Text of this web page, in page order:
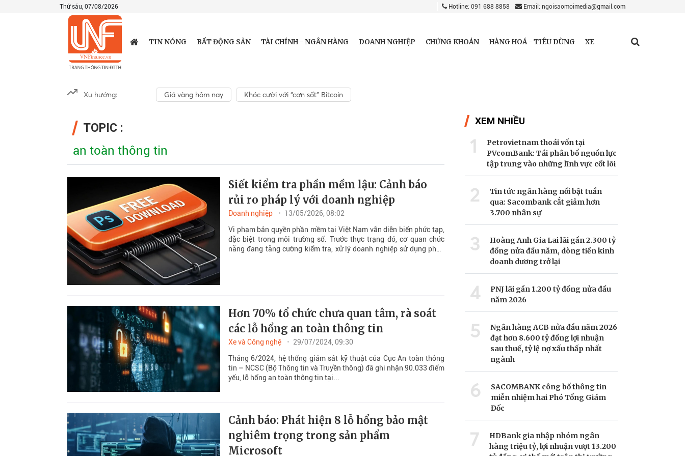
Thứ sáu, 07/08/2026 Hotline: 091 688 8858 Email: ngoisaomoimedia@gmail.com
TIN NÓNG BẤT ĐỘNG SẢN TÀI CHÍNH - NGÂN HÀNG DOANH NGHIỆP CHỨNG KHOÁN HÀNG HOÁ - TIÊU DÙNG XE
Xu hướng: Giá vàng hôm nay Khóc cười với “cơn sốt” Bitcoin
TOPIC :
an toàn thông tin
Siết kiểm tra phần mềm lậu: Cảnh báo
rủi ro pháp lý với doanh nghiệp
Doanh nghiệp
13/05/2026, 08:02
Vi phạm bản quyền phần mềm tại Việt Nam vẫn diễn biến phức tạp,
đặc biệt trong môi trường số. Trước thực trạng đó, cơ quan chức
năng đang tăng cường kiểm tra, xử lý doanh nghiệp sử dụng phần
Hơn 70% tổ chức chưa quan tâm, rà soát
các lỗ hổng an toàn thông tin
Xe và Công nghệ
29/07/2024, 09:30
Tháng 6/2024, hệ thống giám sát kỹ thuật của Cục An toàn thông
tin – NCSC (Bộ Thông tin và Truyền thông) đã ghi nhận 90.033 điểm
yếu, lỗ hổng an toàn thông tin tại...
Cảnh báo: Phát hiện 8 lỗ hổng bảo mật
nghiêm trọng trong sản phẩm
Microsoft
XEM NHIỀU
1
Petrovietnam thoái vốn tại
PVcomBank: Tái phân bổ nguồn lực
tập trung vào những lĩnh vực cốt lõi
2
Tin tức ngân hàng nổi bật tuần
qua: Sacombank cắt giảm hơn
3.700 nhân sự
3
Hoàng Anh Gia Lai lãi gần 2.300 tỷ
đồng nửa đầu năm, dòng tiền kinh
doanh dương trở lại
4
PNJ lãi gần 1.200 tỷ đồng nửa đầu
năm 2026
5
Ngân hàng ACB nửa đầu năm 2026
đạt hơn 8.600 tỷ đồng lợi nhuận
sau thuế, tỷ lệ nợ xấu thấp nhất
ngành
6
SACOMBANK công bố thông tin
miễn nhiệm hai Phó Tổng Giám
Đốc
7
HDBank gia nhập nhóm ngân
hàng triệu tỷ, lợi nhuận vượt 13.200